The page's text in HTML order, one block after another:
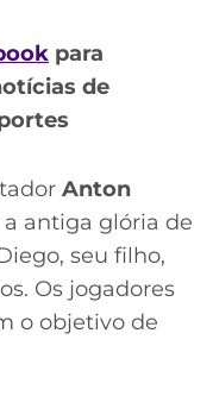
para
de
Anton
antiga glória de
seu filho,
Os jogadores
o objetivo de